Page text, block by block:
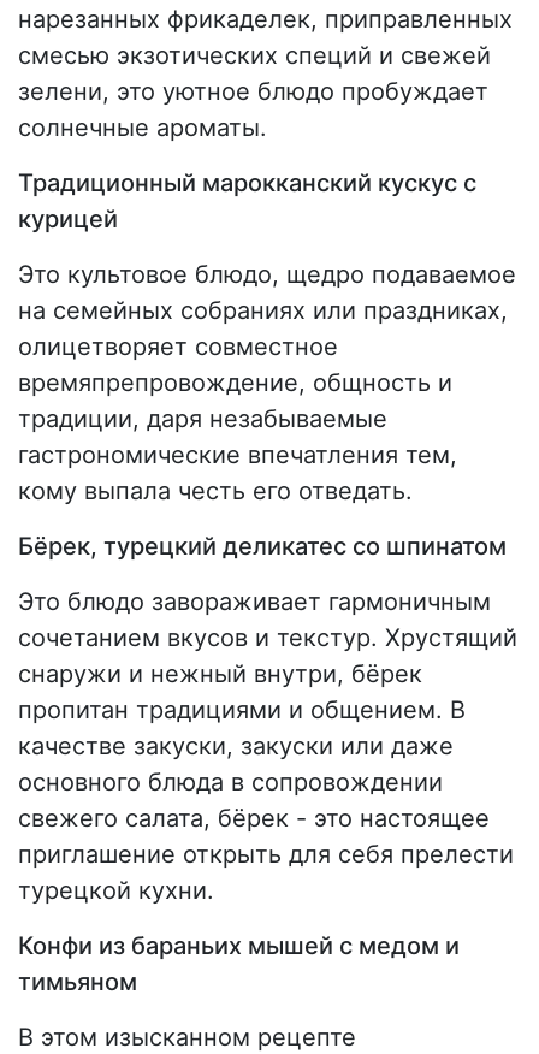
нарезанных фрикаделек, приправленных
смесью экзотических специй и свежей
зелени, это уютное блюдо пробуждает
солнечные ароматы.
Традиционный марокканский кускус с
курицей
Это культовое блюдо, щедро подаваемое
на семейных собраниях или праздниках,
олицетворяет совместное
времяпрепровождение, общность и
традиции, даря незабываемые
гастрономические впечатления тем,
кому выпала честь его отведать.
Бёрек, турецкий деликатес со шпинатом
Это блюдо завораживает гармоничным
сочетанием вкусов и текстур. Хрустящий
снаружи и нежный внутри, бёрек
пропитан традициями и общением. В
качестве закуски, закуски или даже
основного блюда в сопровождении
свежего салата, бёрек - это настоящее
приглашение открыть для себя прелести
турецкой кухни.
Конфи из бараньих мышей с медом и
тимьяном
В этом изысканном рецепте